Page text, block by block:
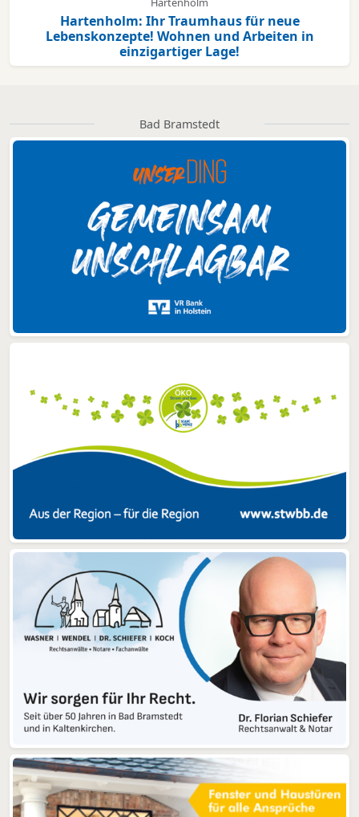
Hartenholm: Ihr Traumhaus für neue
Lebenskonzepte! Wohnen und Arbeiten in
einzigartiger Lage!
Bad Bramstedt